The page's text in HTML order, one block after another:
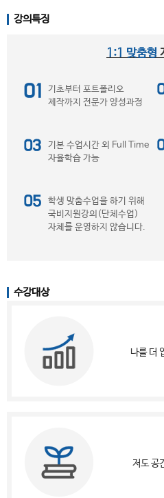
강의특징
1:1 맞춤형
기초부터 포트폴리오
제작까지 전문가 양성과정
기본 수업시간 외 Full Time
자율학습 가능
학생 맞춤수업을 하기 위해
국비지원강의(단체수업)
자체를 운영하지 않습니다.
수강대상
나를 더
저도 공